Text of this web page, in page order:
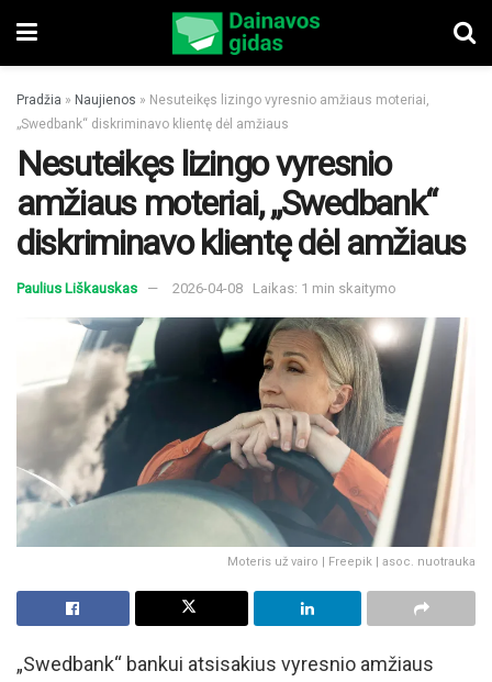
Pradžia » Naujienos » Nesuteikęs lizingo vyresnio amžiaus moteriai,
„Swedbank“ diskriminavo klientę dėl amžiaus
Nesuteikęs lizingo vyresnio
amžiaus moteriai, „Swedbank“
diskriminavo klientę dėl amžiaus
Paulius Liškauskas 2026-04-08 Laikas: 1 min skaitymo
Moteris už vairo | Freepik | asoc. nuotrauka
„Swedbank“ bankui atsisakius vyresnio amžiaus